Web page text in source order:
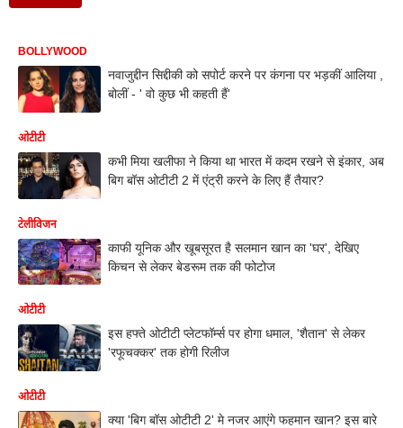
BOLLYWOOD
नवाजुद्दीन सिद्दीकी को सपोर्ट करने पर कंगना पर भड़कीं आलिया ,
बोलीं - ' वो कुछ भी कहती हैं'
ओटीटी
कभी मिया खलीफा ने किया था भारत में कदम रखने से इंकार, अब
बिग बॉस ओटीटी 2 में एंट्री करने के लिए हैं तैयार?
टेलीविजन
काफी यूनिक और खूबसूरत है सलमान खान का 'घर', देखिए
किचन से लेकर बेडरूम तक की फोटोज
ओटीटी
इस हफ्ते ओटीटी प्लेटफॉर्म्स पर होगा धमाल, 'शैतान' से लेकर
'रफूचक्कर' तक होगी रिलीज
ओटीटी
क्या 'बिग बॉस ओटीटी 2' मे नजर आएंगे फहमान खान? इस बारे